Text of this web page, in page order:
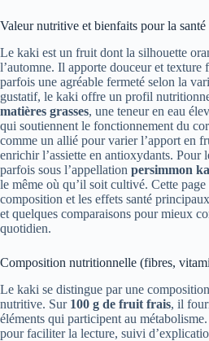
Valeur nutritive et bienfaits pour la santé
Le kaki est un fruit dont la silhouette
l’automne. Il apporte douceur et texture
parfois une agréable fermeté selon la
gustatif, le kaki offre un profil
matières grasses, une teneur en eau
qui soutiennent le fonctionnement du
comme un allié pour varier l’apport en
enrichir l’assiette en antioxydants. Pour
parfois sous l’appellation persimmon
le même où qu’il soit cultivé. Cette
composition et les effets santé
et quelques comparaisons pour mieux
quotidien.
Composition nutritionnelle (fibres,
Le kaki se distingue par une
nutritive. Sur 100 g de fruit frais, il
éléments qui participent au
pour faciliter la lecture, suivi